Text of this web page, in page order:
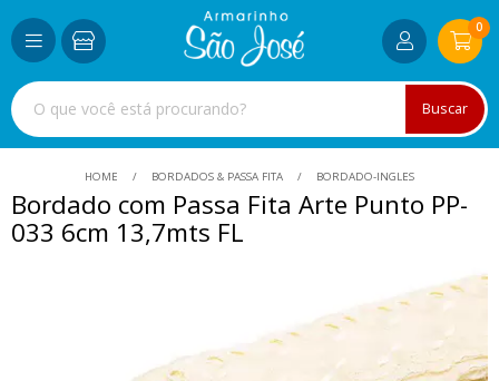
Buscar
0
HOME BORDADOS & PASSA FITA BORDADO-INGLES
Bordado com Passa Fita Arte Punto PP-
033 6cm 13,7mts FL